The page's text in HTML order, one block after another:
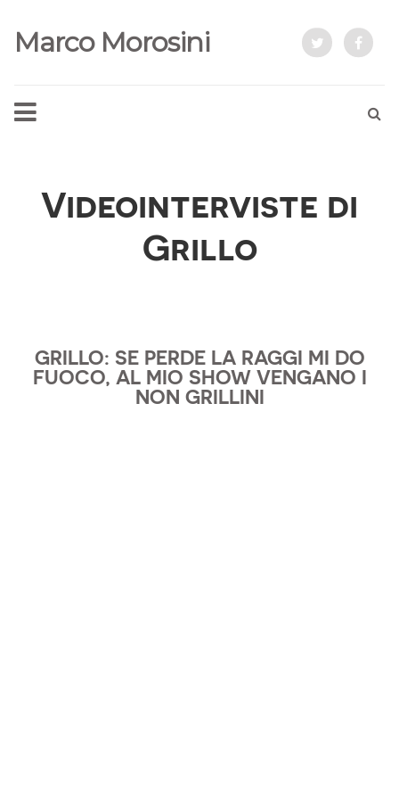
Marco Morosini
Videointerviste di
Grillo
GRILLO: SE PERDE LA RAGGI MI DO
FUOCO, AL MIO SHOW VENGANO I
NON GRILLINI